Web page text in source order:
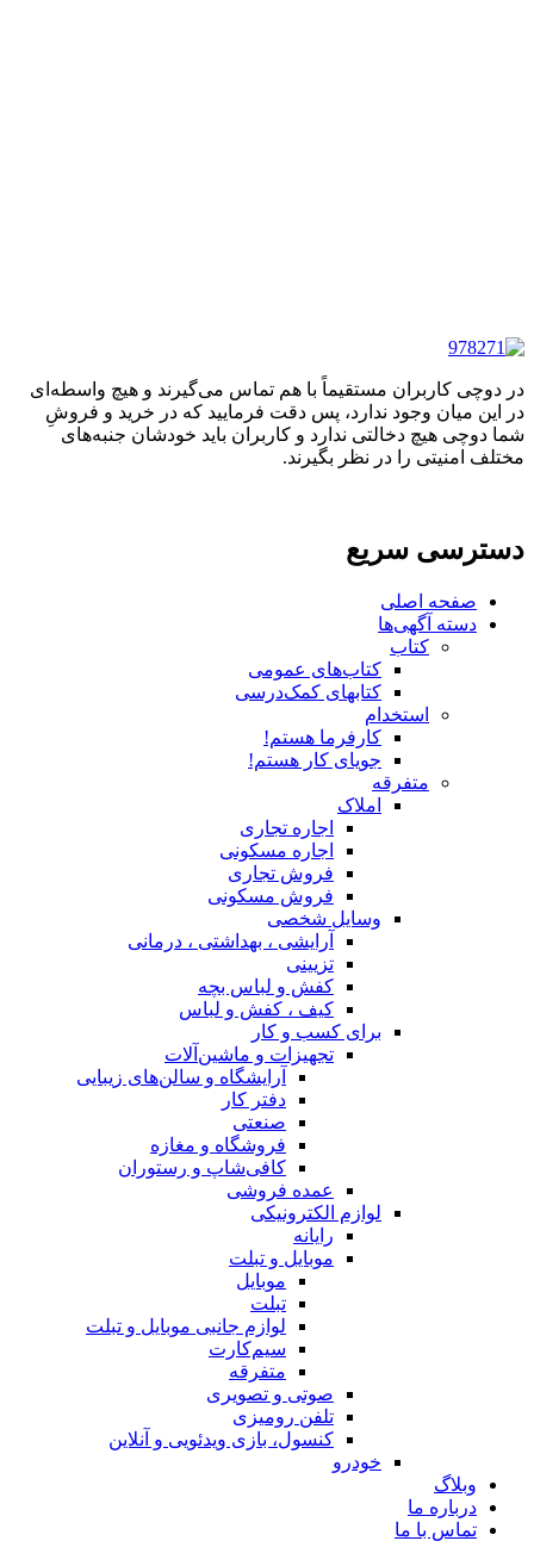
در دوچی کاربران مستقیماً با هم تماس می‌گیرند و هیچ واسطه‌ای
در این میان وجود ندارد، پس دقت فرمایید که در خرید و فروشِ
شما دوچی هیچ دخالتی ندارد و کاربران باید خودشان جنبه‌های
مختلف امنیتی را در نظر بگیرند.
دسترسی سریع
صفحه اصلی
دسته آگهی‌ها
کتاب
کتاب‌های عمومی
کتابهای کمک‌درسی
استخدام
کارفرما هستم!
جویای کار هستم!
متفرقه
املاک
اجاره تجاری
اجاره مسکونی
فروش تجاری
فروش مسکونی
وسایل شخصی
آرایشی ، بهداشتی ، درمانی
تزیینی
کفش و لباس بچه
کیف ، کفش و لباس
برای کسب و کار
تجهیزات و ماشین‌آلات
آرایشگاه و سالن‌های زیبایی
دفتر کار
صنعتی
فروشگاه و مغازه
کافی‌شاپ و رستوران
عمده فروشی
لوازم الکترونیکی
رایانه
موبایل و تبلت
موبایل
تبلت
لوازم جانبی موبایل و تبلت
سیم‌کارت
متفرقه
صوتی و تصویری
تلفن رومیزی
کنسول، بازی‌ ویدئویی و آنلاین
خودرو
وبلاگ
درباره ما
تماس با ما